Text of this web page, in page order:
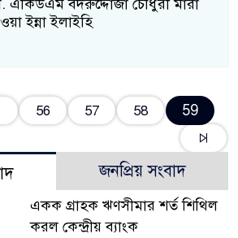
একিউএম বদরুদ্দোজা চৌধুরী মারা
ইন্না ইলাইহি
56 57 58 59
জনপ্রিয় সংবাদ
একক গ্রাহক ঋণসীমার শর্ত শিথিল
করল কেন্দ্রীয় ব্যাংক